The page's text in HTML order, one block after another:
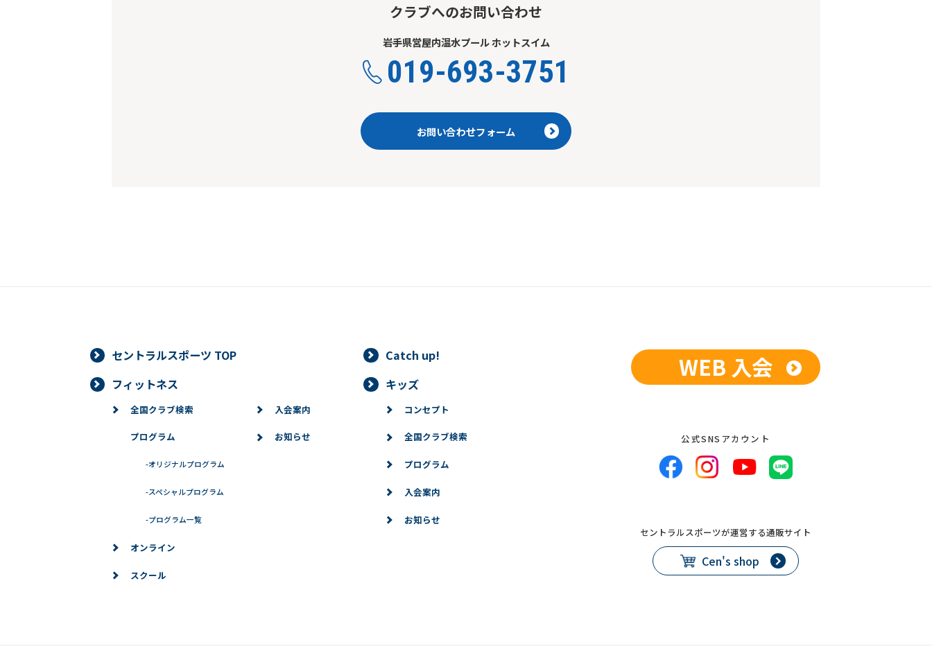
クラブへのお問い合わせ
岩手県営屋内温水プール ホットスイム
019-693-3751
お問い合わせフォーム
セントラルスポーツ TOP
Catch up!
フィットネス
全国クラブ検索
プログラム
-オリジナルプログラム
-スペシャルプログラム
-プログラム一覧
オンライン
スクール
入会案内
お知らせ
キッズ
コンセプト
全国クラブ検索
プログラム
入会案内
お知らせ
WEB 入会
公式SNSアカウント
セントラルスポーツが運営する通販サイト
Cen's shop